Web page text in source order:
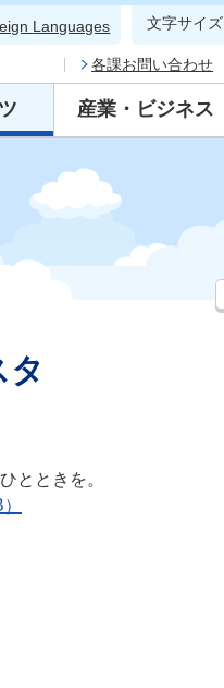
Languages 文字サイズ
産業・ビジネス
各課お問い合わせ
とときを。